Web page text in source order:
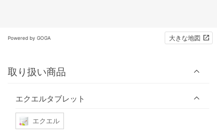
Powered by GOGA 大きな地図
取り扱い商品
エクエルタブレット
エクエル